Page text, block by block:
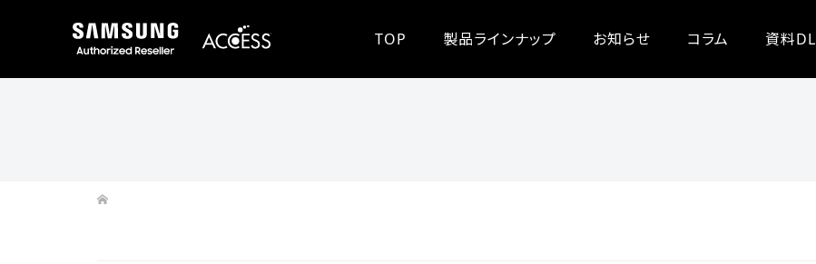
TOP 製品ラインナップ お知らせ コラム 資料DL